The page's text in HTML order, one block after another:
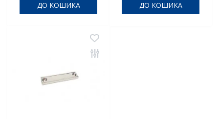
ДО КОШИКА ДО КОШИКА